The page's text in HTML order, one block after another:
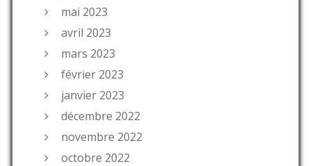
mai 2023
avril 2023
mars 2023
février 2023
janvier 2023
décembre 2022
novembre 2022
octobre 2022